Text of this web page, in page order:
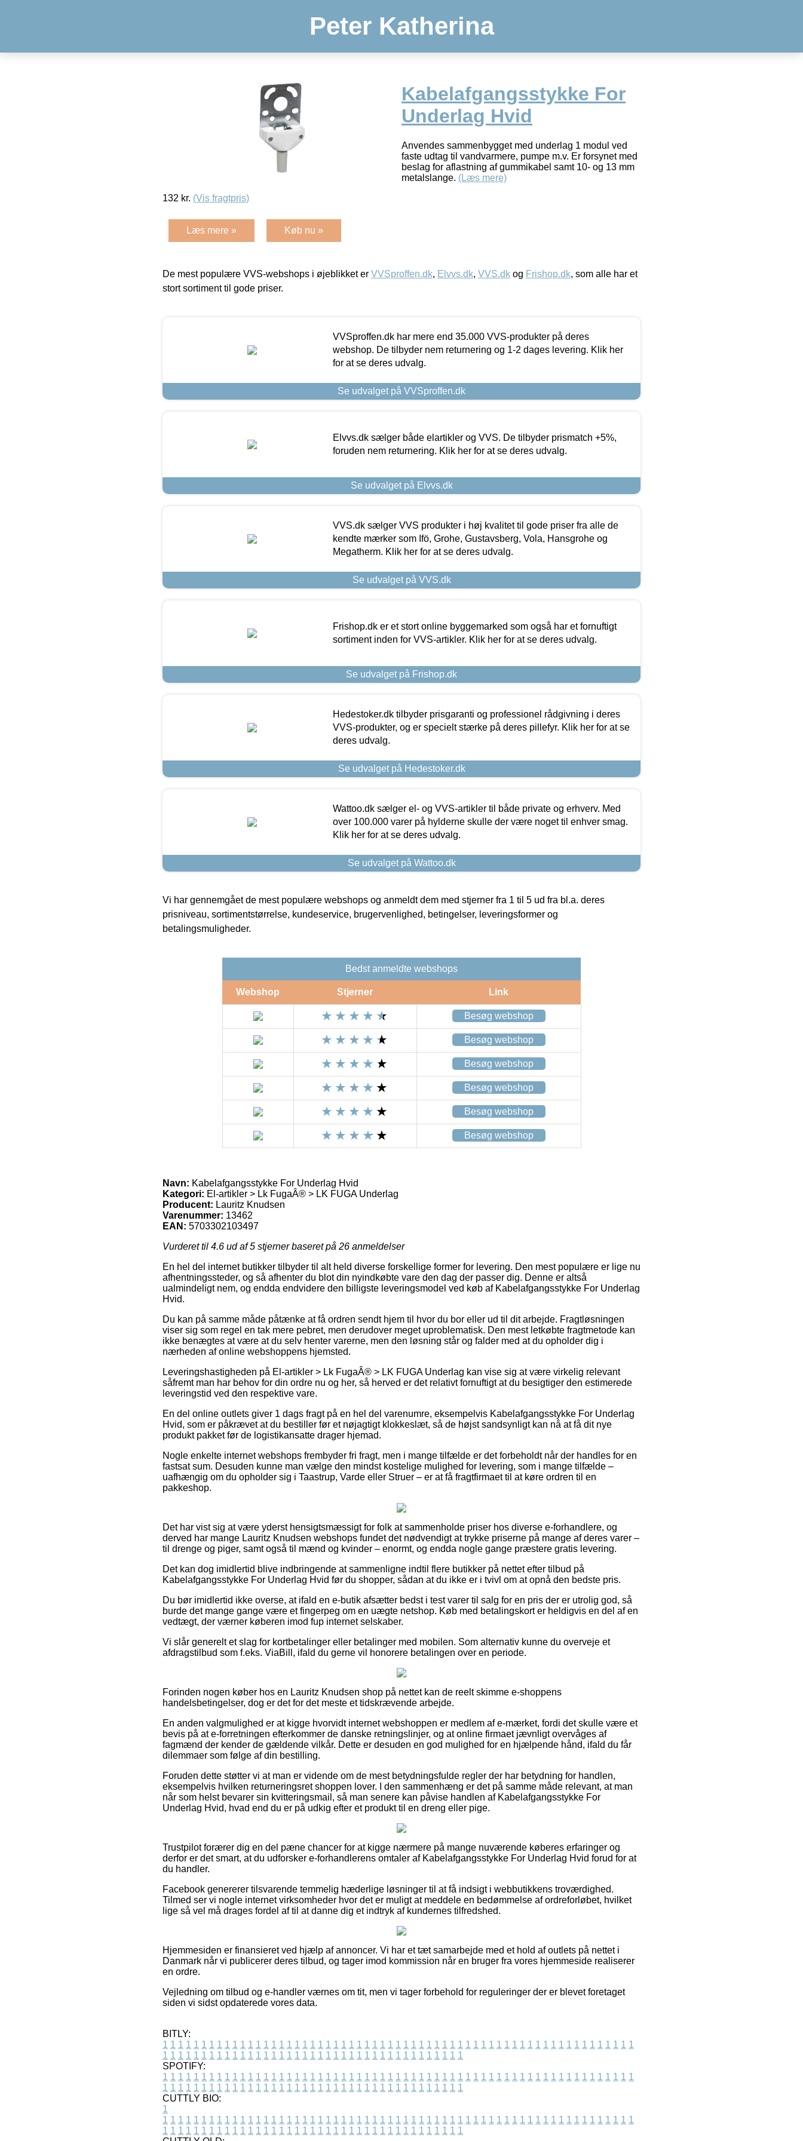
Peter Katherina
Kabelafgangsstykke For
Underlag Hvid
Anvendes sammenbygget med underlag 1 modul ved
faste udtag til vandvarmere, pumpe m.v. Er forsynet med
beslag for aflastning af gummikabel samt 10- og 13 mm
metalslange. (Læs mere)
132 kr. (Vis fragtpris)
Læs mere » Køb nu »
De mest populære VVS-webshops i øjeblikket er VVSproffen.dk, Elvvs.dk, VVS.dk og Frishop.dk, som alle har et
stort sortiment til gode priser.
VVSproffen.dk har mere end 35.000 VVS-produkter på deres
webshop. De tilbyder nem returnering og 1-2 dages levering. Klik her
for at se deres udvalg.
Se udvalget på VVSproffen.dk
Elvvs.dk sælger både elartikler og VVS. De tilbyder prismatch +5%,
foruden nem returnering. Klik her for at se deres udvalg.
Se udvalget på Elvvs.dk
VVS.dk sælger VVS produkter i høj kvalitet til gode priser fra alle de
kendte mærker som Ifö, Grohe, Gustavsberg, Vola, Hansgrohe og
Megatherm. Klik her for at se deres udvalg.
Se udvalget på VVS.dk
Frishop.dk er et stort online byggemarked som også har et fornuftigt
sortiment inden for VVS-artikler. Klik her for at se deres udvalg.
Se udvalget på Frishop.dk
Hedestoker.dk tilbyder prisgaranti og professionel rådgivning i deres
VVS-produkter, og er specielt stærke på deres pillefyr. Klik her for at se
deres udvalg.
Se udvalget på Hedestoker.dk
Wattoo.dk sælger el- og VVS-artikler til både private og erhverv. Med
over 100.000 varer på hylderne skulle der være noget til enhver smag.
Klik her for at se deres udvalg.
Se udvalget på Wattoo.dk
Vi har gennemgået de mest populære webshops og anmeldt dem med stjerner fra 1 til 5 ud fra bl.a. deres
prisniveau, sortimentstørrelse, kundeservice, brugervenlighed, betingelser, leveringsformer og
betalingsmuligheder.
Bedst anmeldte webshops
Webshop Stjerner Link
Besøg webshop
Besøg webshop
Besøg webshop
Besøg webshop
Besøg webshop
Besøg webshop
Navn: Kabelafgangsstykke For Underlag Hvid
Kategori: El-artikler > Lk FugaÂ® > LK FUGA Underlag
Producent: Lauritz Knudsen
Varenummer: 13462
EAN: 5703302103497
Vurderet til 4.6 ud af 5 stjerner baseret på 26 anmeldelser
En hel del internet butikker tilbyder til alt held diverse forskellige former for levering. Den mest populære er lige nu
afhentningssteder, og så afhenter du blot din nyindkøbte vare den dag der passer dig. Denne er altså
ualmindeligt nem, og endda endvidere den billigste leveringsmodel ved køb af Kabelafgangsstykke For Underlag
Hvid.
Du kan på samme måde påtænke at få ordren sendt hjem til hvor du bor eller ud til dit arbejde. Fragtløsningen
viser sig som regel en tak mere pebret, men derudover meget uproblematisk. Den mest letkøbte fragtmetode kan
ikke benægtes at være at du selv henter varerne, men den løsning står og falder med at du opholder dig i
nærheden af online webshoppens hjemsted.
Leveringshastigheden på El-artikler > Lk FugaÂ® > LK FUGA Underlag kan vise sig at være virkelig relevant
såfremt man har behov for din ordre nu og her, så herved er det relativt fornuftigt at du besigtiger den estimerede
leveringstid ved den respektive vare.
En del online outlets giver 1 dags fragt på en hel del varenumre, eksempelvis Kabelafgangsstykke For Underlag
Hvid, som er påkrævet at du bestiller før et nøjagtigt klokkeslæt, så de højst sandsynligt kan nå at få dit nye
produkt pakket før de logistikansatte drager hjemad.
Nogle enkelte internet webshops frembyder fri fragt, men i mange tilfælde er det forbeholdt når der handles for en
fastsat sum. Desuden kunne man vælge den mindst kostelige mulighed for levering, som i mange tilfælde –
uafhængig om du opholder sig i Taastrup, Varde eller Struer – er at få fragtfirmaet til at køre ordren til en
pakkeshop.
Det har vist sig at være yderst hensigtsmæssigt for folk at sammenholde priser hos diverse e-forhandlere, og
derved har mange Lauritz Knudsen webshops fundet det nødvendigt at trykke priserne på mange af deres varer –
til drenge og piger, samt også til mænd og kvinder – enormt, og endda nogle gange præstere gratis levering.
Det kan dog imidlertid blive indbringende at sammenligne indtil flere butikker på nettet efter tilbud på
Kabelafgangsstykke For Underlag Hvid før du shopper, sådan at du ikke er i tvivl om at opnå den bedste pris.
Du bør imidlertid ikke overse, at ifald en e-butik afsætter bedst i test varer til salg for en pris der er utrolig god, så
burde det mange gange være et fingerpeg om en uægte netshop. Køb med betalingskort er heldigvis en del af en
vedtægt, der værner køberen imod fup internet selskaber.
Vi slår generelt et slag for kortbetalinger eller betalinger med mobilen. Som alternativ kunne du overveje et
afdragstilbud som f.eks. ViaBill, ifald du gerne vil honorere betalingen over en periode.
Forinden nogen køber hos en Lauritz Knudsen shop på nettet kan de reelt skimme e-shoppens
handelsbetingelser, dog er det for det meste et tidskrævende arbejde.
En anden valgmulighed er at kigge hvorvidt internet webshoppen er medlem af e-mærket, fordi det skulle være et
bevis på at e-forretningen efterkommer de danske retningslinjer, og at online firmaet jævnligt overvåges af
fagmænd der kender de gældende vilkår. Dette er desuden en god mulighed for en hjælpende hånd, ifald du får
dilemmaer som følge af din bestilling.
Foruden dette støtter vi at man er vidende om de mest betydningsfulde regler der har betydning for handlen,
eksempelvis hvilken returneringsret shoppen lover. I den sammenhæng er det på samme måde relevant, at man
når som helst bevarer sin kvitteringsmail, så man senere kan påvise handlen af Kabelafgangsstykke For
Underlag Hvid, hvad end du er på udkig efter et produkt til en dreng eller pige.
Trustpilot forærer dig en del pæne chancer for at kigge nærmere på mange nuværende køberes erfaringer og
derfor er det smart, at du udforsker e-forhandlerens omtaler af Kabelafgangsstykke For Underlag Hvid forud for at
du handler.
Facebook genererer tilsvarende temmelig hæderlige løsninger til at få indsigt i webbutikkens troværdighed.
Tilmed ser vi nogle internet virksomheder hvor det er muligt at meddele en bedømmelse af ordreforløbet, hvilket
lige så vel må drages fordel af til at danne dig et indtryk af kundernes tilfredshed.
Hjemmesiden er finansieret ved hjælp af annoncer. Vi har et tæt samarbejde med et hold af outlets på nettet i
Danmark når vi publicerer deres tilbud, og tager imod kommission når en bruger fra vores hjemmeside realiserer
en ordre.
Vejledning om tilbud og e-handler værnes om tit, men vi tager forbehold for reguleringer der er blevet foretaget
siden vi sidst opdaterede vores data.
BITLY:
1 1 1 1 1 1 1 1 1 1 1 1 1 1 1 1 1 1 1 1 1 1 1 1 1 1 1 1 1 1 1 1 1 1 1 1 1 1 1 1 1 1 1 1 1 1 1 1 1 1 1 1 1 1 1 1 1 1 1 1 1
1 1 1 1 1 1 1 1 1 1 1 1 1 1 1 1 1 1 1 1 1 1 1 1 1 1 1 1 1 1 1 1 1 1 1 1 1 1 1
SPOTIFY:
1 1 1 1 1 1 1 1 1 1 1 1 1 1 1 1 1 1 1 1 1 1 1 1 1 1 1 1 1 1 1 1 1 1 1 1 1 1 1 1 1 1 1 1 1 1 1 1 1 1 1 1 1 1 1 1 1 1 1 1 1
1 1 1 1 1 1 1 1 1 1 1 1 1 1 1 1 1 1 1 1 1 1 1 1 1 1 1 1 1 1 1 1 1 1 1 1 1 1 1
CUTTLY BIO:
1
1 1 1 1 1 1 1 1 1 1 1 1 1 1 1 1 1 1 1 1 1 1 1 1 1 1 1 1 1 1 1 1 1 1 1 1 1 1 1 1 1 1 1 1 1 1 1 1 1 1 1 1 1 1 1 1 1 1 1 1 1
1 1 1 1 1 1 1 1 1 1 1 1 1 1 1 1 1 1 1 1 1 1 1 1 1 1 1 1 1 1 1 1 1 1 1 1 1 1 1